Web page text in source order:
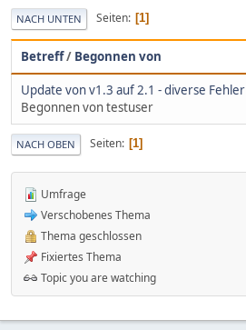
NACH UNTEN Seiten 1
Betreff/ Begonnen von
Update von v1.3 auf 2.1 - diverse Fehler
Begonnen von testuser
NACH OBEN Seiten 1
Umfrage
Verschobenes Thema
Thema geschlossen
Fixiertes Thema
Topic you are watching